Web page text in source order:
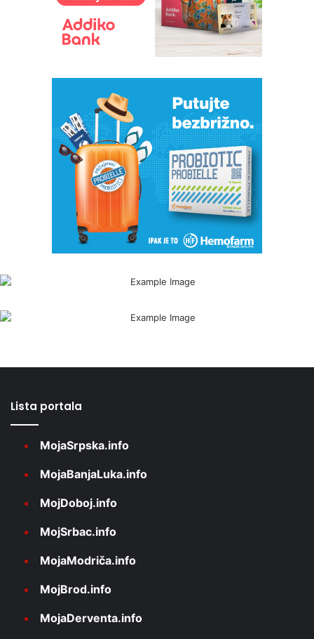
Lista portala
MojaSrpska.info
MojaBanjaLuka.info
MojDoboj.info
MojSrbac.info
MojaModriča.info
MojBrod.info
MojaDerventa.info